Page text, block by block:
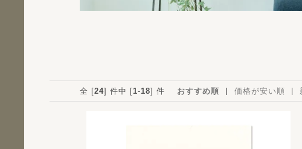
全 [24] 件中 [1-18] 件 おすすめ順 価格が安い順